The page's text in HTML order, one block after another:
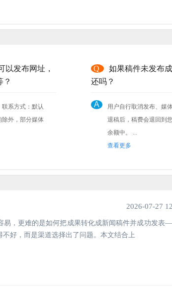
以发布网址，
？
系方式：默认
除外，部分媒体
Q
如果稿件未发布
还吗？
A
用户自行取消发布、媒
退稿后，稿费会退回到
余额中。 ...
查看更多
2026-07-27
易，更难的是如何把成果转化成新闻稿件并成功发表
好，而是渠道选择出了问题。本文结合上